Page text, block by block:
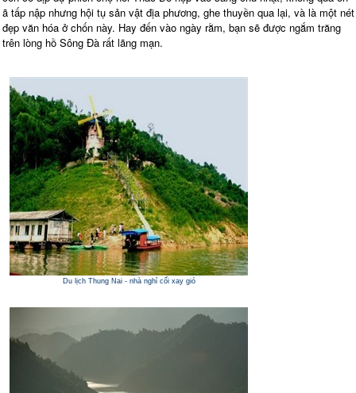
ã tấp nập nhưng hội tụ sản vật địa phương, ghe thuyền qua lại, và là một nét
đẹp văn hóa ở chốn này. Hay đến vào ngày rằm, bạn sẽ được ngắm trăng
trên lòng hồ Sông Đà rất lãng mạn.
Du lịch Thung Nai - nhà nghỉ cối xay gió